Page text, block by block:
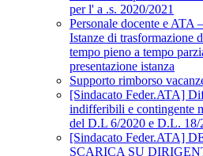
per l' a .s. 2020/2021
Personale docente e ATA
Istanze di trasformazione
tempo pieno a tempo
presentazione istanza
Supporto rimborso
[Sindacato Feder.ATA]
indifferibili e contingente
del D.L 6/2020 e D.L. 18/
[Sindacato Feder.ATA]
SCARICA SU